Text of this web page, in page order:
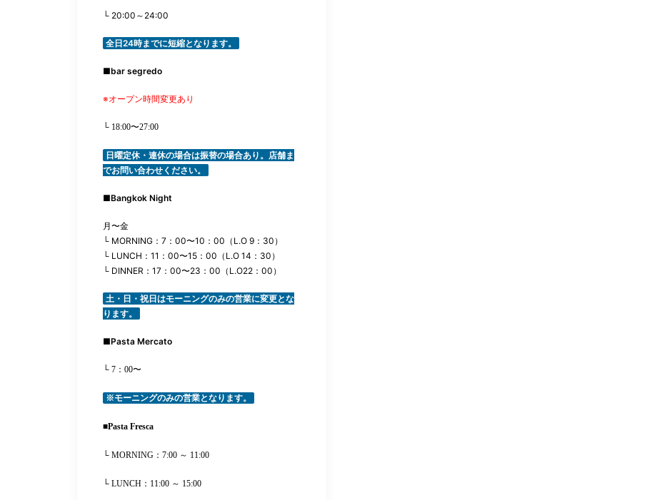
└ 20:00 ～ 24:00
全日24時までに短縮となります。
■bar segredo
※オープン時間変更あり
└ 18:00〜27:00
日曜定休・連休の場合は振替の場合あり。店舗ま
でお問い合わせください。
■Bangkok Night
月〜金
└ MORNING：7：00〜10：00（L.O 9：30）
└ LUNCH：11：00〜15：00（L.O 14：30）
└ DINNER：17：00〜23：00（L.O22：00）
土・日・祝日はモーニングのみの営業に変更とな
ります。
■Pasta Mercato
└ 7：00〜
※モーニングのみの営業となります。
■Pasta Fresca
└ MORNING：7:00 ～ 11:00
└ LUNCH：11:00 ～ 15:00